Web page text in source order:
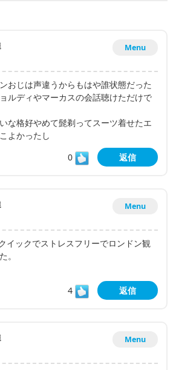
Menu
おじは声違うからもはや誰状態だった
ルディやマーカスの会話聴けただけで
な格好やめて髭剃ってスーツ着せたエ
よかったし
0
返信
Menu
イックでストレスフリーでロンドン観
。
4
返信
Menu